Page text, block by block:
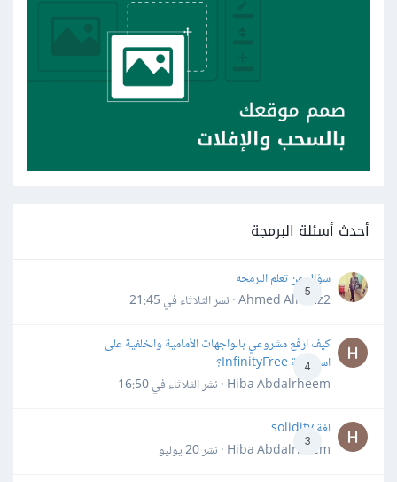
أحدث أسئلة البرمجة
5
سؤال عن تعلم البرمجه
Ahmed Alhafiz2 · نشر
الثلاثاء في 21:45
4
كيف ارفع مشروعي بالواجهات الأمامية والخلفية على
استضافة InfinityFree؟
Hiba Abdalrheem · نشر
الثلاثاء في 16:50
3
لغة solidity
Hiba Abdalrheem · نشر
20 يوليو